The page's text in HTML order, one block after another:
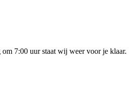
7:00 uur staat wij weer voor je klaar.